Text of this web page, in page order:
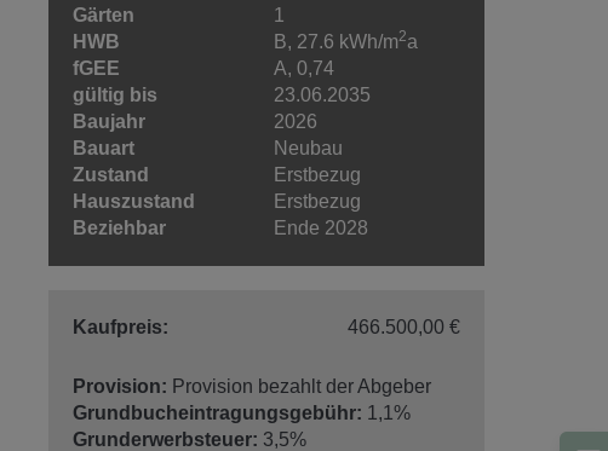
Gärten
1
HWB
B, 27.6 kWh/m2a
fGEE
A, 0,74
gültig bis
23.06.2035
Baujahr
2026
Bauart
Neubau
Zustand
Erstbezug
Hauszustand
Erstbezug
Beziehbar
Ende 2028
Kaufpreis: 466.500,00 €
Provision: Provision bezahlt der Abgeber
Grundbucheintragungsgebühr: 1,1%
Grunderwerbsteuer: 3,5%